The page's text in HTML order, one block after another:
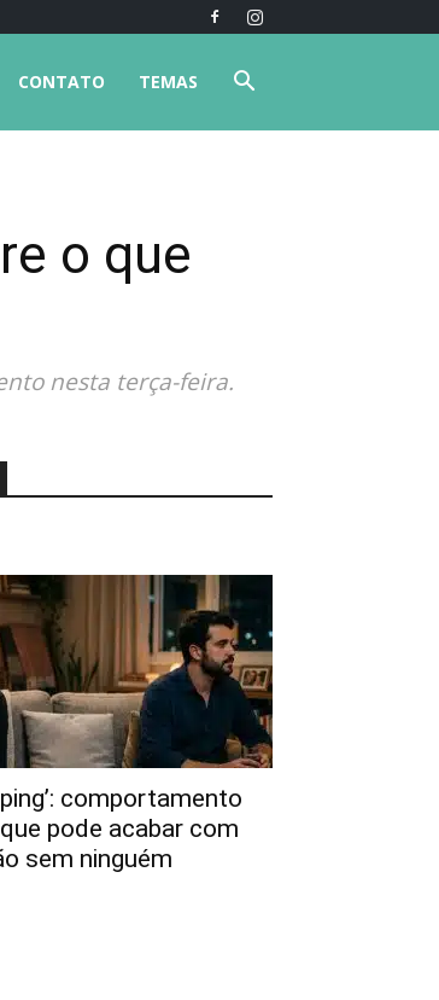
TEMAS
CONTATO
o que
nesta terça-feira.
comportamento
pode acabar com
sem ninguém